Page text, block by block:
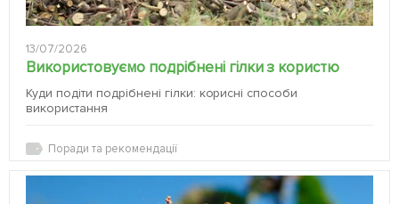
13/07/2026
Використовуємо подрібнені гілки з користю
Куди подіти подрібнені гілки: корисні способи
використання
Поради та рекомендації